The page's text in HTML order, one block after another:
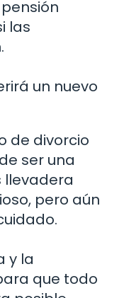
las
un nuevo
de divorcio
ser una
llevadera
pero aún
y la
que todo